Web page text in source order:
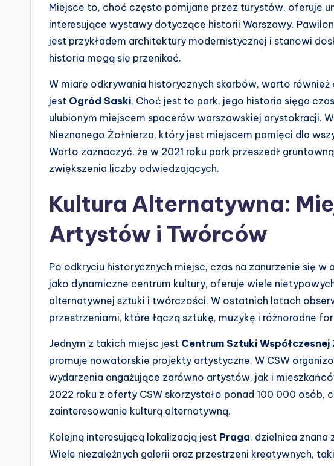
Miejsce to, choć często pomijane przez turystów, oferuje
interesujące wystawy dotyczące historii Warszawy.
jest przykładem architektury modernistycznej i stanowi
historia mogą się przenikać.
W miarę odkrywania historycznych skarbów, warto
jest Ogród Saski. Choć jest to park, jego historia sięga
ulubionym miejscem spacerów warszawskiej arystokracji.
Nieznanego Żołnierza, który jest miejscem pamięci dla
Warto zaznaczyć, że w 2021 roku park przeszedł
zwiększenia liczby odwiedzających.
Kultura Alternatywna:
Artystów i Twórców
Po odkryciu historycznych miejsc, czas na zanurzenie się
jako dynamiczne centrum kultury, oferuje wiele
alternatywnej sztuki i twórczości. W ostatnich latach
przestrzeniami, które łączą sztukę, muzykę i różnorodne
Jednym z takich miejsc jest Centrum Sztuki
promuje nowatorskie projekty artystyczne. W CSW
wydarzenia angażujące zarówno artystów, jak i
2022 roku z oferty CSW skorzystało ponad 100 000 osób,
zainteresowanie kulturą alternatywną.
Kolejną interesującą lokalizacją jest Praga, dzielnica
Wiele niezależnych galerii oraz przestrzeni kreatywnych,